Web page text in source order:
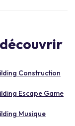
Construction
Escape Game
Musique